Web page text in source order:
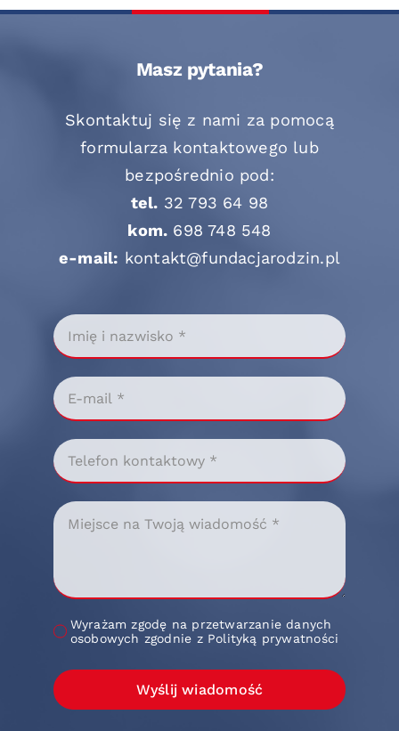
Masz pytania?
Skontaktuj się z nami za pomocą
formularza kontaktowego lub
bezpośrednio pod:
tel. 32 793 64 98
kom. 698 748 548
e-mail: kontakt@fundacjarodzin.pl
Wyrażam zgodę na przetwarzanie danych
osobowych zgodnie z Polityką prywatności
Wyślij wiadomość